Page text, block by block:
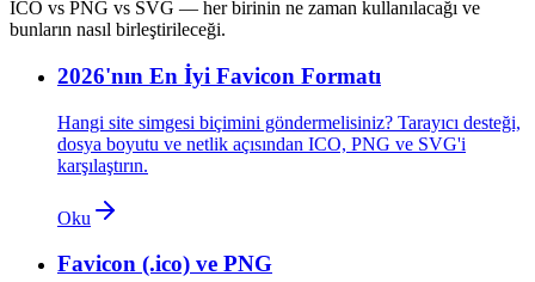
ICO vs PNG vs SVG — her birinin ne zaman kullanılacağı ve
bunların nasıl birleştirileceği.
2026'nın En İyi Favicon Formatı
Hangi site simgesi biçimini göndermelisiniz? Tarayıcı desteği,
dosya boyutu ve netlik açısından ICO, PNG ve SVG'i
karşılaştırın.
Oku
Favicon (.ico) ve PNG